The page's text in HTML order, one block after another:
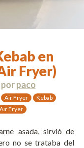
en
Fryer)
paco
Air Fryer
Kebab
Fryer
asada, sirvió de
no se trataba del